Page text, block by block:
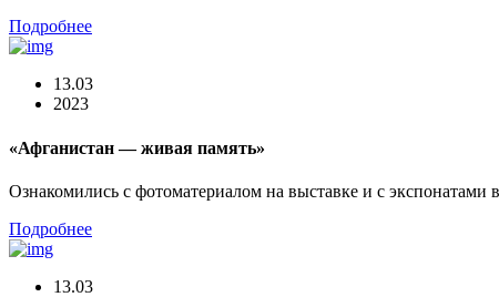
Подробнее
13.03
2023
«Афганистан — живая память»
Ознакомились с фотоматериалом на выставке и с экспонатами
Подробнее
13.03